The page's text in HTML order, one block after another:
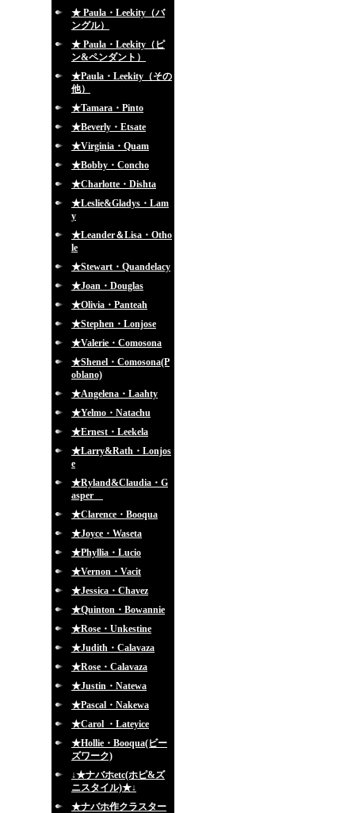
★ Paula・Leekity（バ
ングル）
★ Paula・Leekity（ピ
ン&ペンダント）
★Paula・Leekity（その
他）
★Tamara・Pinto
★Beverly・Etsate
★Virginia・Quam
★Bobby・Concho
★Charlotte・Dishta
★Leslie&Gladys・Lam
y
★Leander＆Lisa・Otho
le
★Stewart・Quandelacy
★Joan・Douglas
★Olivia・Panteah
★Stephen・Lonjose
★Valerie・Comosona
★Shenel・Comosona(P
oblano)
★Angelena・Laahty
★Yelmo・Natachu
★Ernest・Leekela
★Larry&Rath・Lonjos
e
★Ryland&Claudia・G
asper
★Clarence・Booqua
★Joyce・Waseta
★Phyllia・Lucio
★Vernon・Vacit
★Jessica・Chavez
★Quinton・Bowannie
★Rose・Unkestine
★Judith・Calavaza
★Rose・Calavaza
★Justin・Natewa
★Pascal・Nakewa
★Carol ・Lateyice
★Hollie・Booqua(ビー
ズワーク)
↓★ナバホetc(ホピ&ズ
ニスタイル)★↓
★ナバホ作クラスター